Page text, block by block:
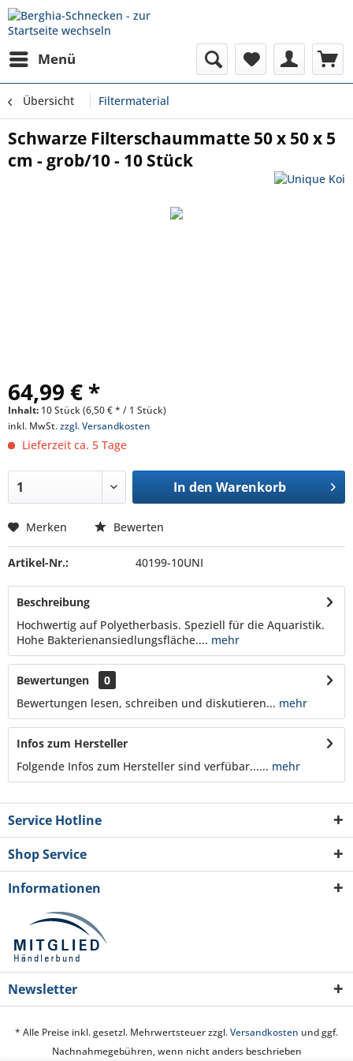
Menü
Übersicht Filtermaterial
Schwarze Filterschaummatte 50 x 50 x 5
cm - grob/10 - 10 Stück
64,99 € *
Inhalt: 10 Stück (6,50 € * / 1 Stück)
inkl. MwSt.zzgl. Versandkosten
Lieferzeit ca. 5 Tage
In den Warenkorb
Merken Bewerten
Artikel-Nr.: 40199-10UNI
Beschreibung
Hochwertig auf Polyetherbasis. Speziell für die Aquaristik.
Hohe Bakterienansiedlungsfläche.... mehr
Bewertungen
0
Bewertungen lesen, schreiben und diskutieren... mehr
Infos zum Hersteller
Folgende Infos zum Hersteller sind verfübar...... mehr
Service Hotline
Shop Service
Informationen
Newsletter
* Alle Preise inkl. gesetzl. Mehrwertsteuer zzgl.Versandkosten und ggf.
Nachnahmegebühren, wenn nicht anders beschrieben